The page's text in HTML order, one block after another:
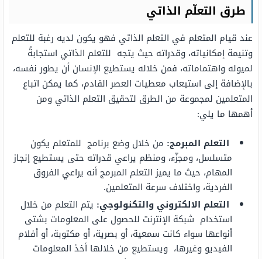
طرق التعلّم الذاتي
عند قيام المتعلم في التعلم الذاتي فهو يكون لديه رغبة للتعلم
وتنيمة إمكانياته، وقدراته حيث يتجه للتعلم الذاتي استجابةً
لميوله واهتماماته، فمن خلاله يستطيع الإنسان أن يطور نفسه،
بالإضافة إلى استيعاب معطيات العصر القادم، كما يمكن اتباع
المتعلمين لمجموعة من الطرق لتحقيق التعلم الذاتي ومن
أهمها ما يلي:
التعلم المبرمج: من خلال وضع برنامج للمتعلم يكون
متسلسل، ومجزّء، ومنظم يراعي قدراته حتى يستطيع إنجاز
المهام، حيث ما يميز التعلم المبرمج أنه يراعي الفروق
الفردية، واختلاف سرعة المتعلمين.
التعلم الالكتروني والتكنولوجي: يتم التعلم من خلال
استخدام شبكة الإنترنت للحصول على المعلومات بشتى
أنواعها سواء كانت سمعية، أو بصرية، أو مكتوبة، أو أفلام
الفيديو وغيرها، ويستطيع من خلالها أخذ المعلومات